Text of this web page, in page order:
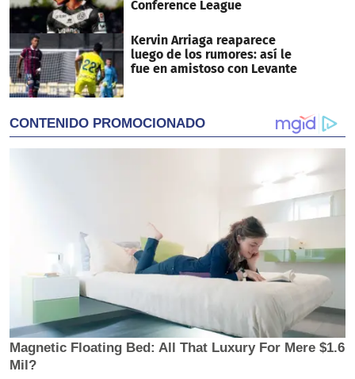
Conference League
Kervin Arriaga reaparece
luego de los rumores: así le
fue en amistoso con Levante